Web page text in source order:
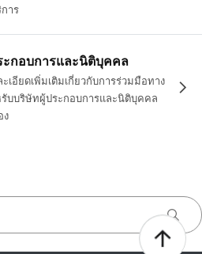
าร
กอบการและนิติบุคคล
เอียดเพิ่มเติมเกี่ยวกับการร่วมมือทาง
บบริษัทผู้ประกอบการและนิติบุคคล
ง